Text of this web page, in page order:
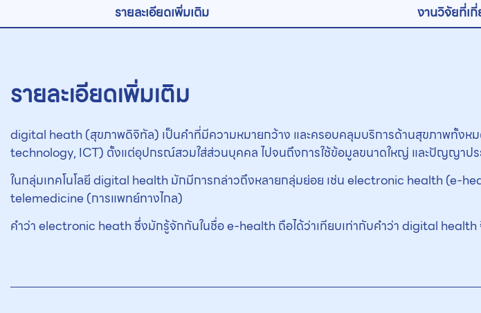
รายละเอียดเพิ่มเติม งานวิจัยที่เ
รายละเอียดเพิ่มเติม
digital heath (สุขภาพดิจิทัล) เป็นคำที่มีความหมายกว้าง และครอบคลุมบริการด้านสุขภาพทั้งห
technology, ICT) ตั้งแต่อุปกรณ์สวมใส่ส่วนบุคคล ไปจนถึงการใช้ข้อมูลขนาดใหญ่ และปัญญาป
ในกลุ่มเทคโนโลยี digital health มักมีการกล่าวถึงหลายกลุ่มย่อย เช่น electronic health (e-
telemedicine (การแพทย์ทางไกล)
คำว่า electronic heath ซึ่งมักรู้จักกันในชื่อ e-health ถือได้ว่าเทียบเท่ากับคำว่า digital